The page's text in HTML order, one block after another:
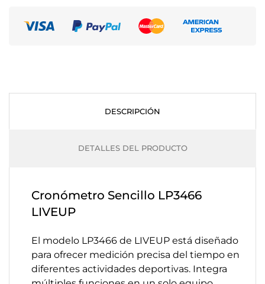
DESCRIPCIÓN
DETALLES DEL PRODUCTO
Cronómetro Sencillo LP3466
LIVEUP
El modelo LP3466 de LIVEUP está diseñado
para ofrecer medición precisa del tiempo en
diferentes actividades deportivas. Integra